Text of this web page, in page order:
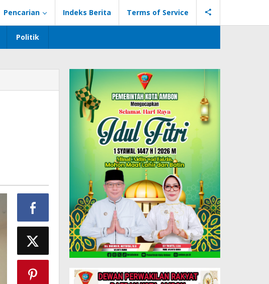
Pencarian Indeks Berita Terms of Service
Politik